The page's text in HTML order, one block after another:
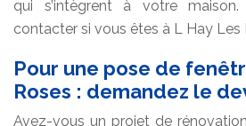
qui s’intègrent à votre
contacter si vous êtes à L Hay Les
Pour une pose de
Roses : demandez le
Avez-vous un projet de